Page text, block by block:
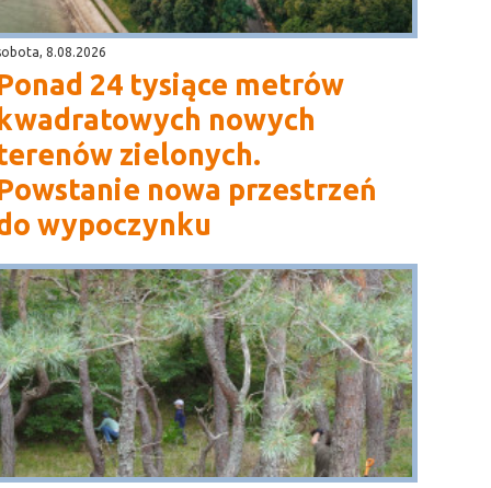
8.08.2026
24 tysiące metrów
kwadratowych nowych
zielonych.
nowa przestrzeń
wypoczynku